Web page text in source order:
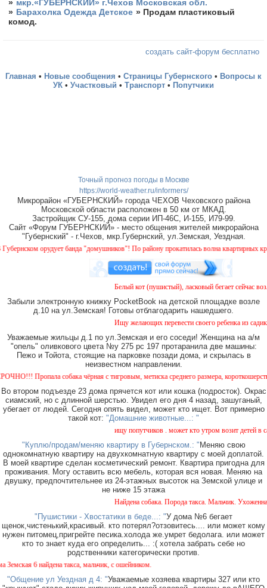
» мкр.«ГУБЕРНСКИЙ» г.Чехов Московская обл.
» Барахолка Одежда Детское » Продам пластиковый
комод.
создать сайт-форум бесплатно
Главная • Новые сообщения • Страницы Губернского • Вопросы к
УК • Участковый • Транспорт • Попутчики
Точный прогноз погоды в Москве
https://world-weather.ru/informers/
Микрорайон «ГУБЕРНСКИЙ» города ЧЕХОВ Чеховского района
Московской области расположен в 50 км от МКАД.
Застройщик СУ-155, дома серии ИП-46С, И-155, И79-99.
Сайт «Форум ГУБЕРНСКИЙ» - место общения жителей микрорайона
"Губернский" - г.Чехов, мкр.Губернский, ул.Земская, Уездная.
орудует банда "домушников"! По району прокатилась волна квартирных краж,
Белый кот (пушистый), ласковый бегает сейчас
Забыли электронную книжку PocketBook на детской площадке возле
д.10 на ул.Земская! Готовы отблагодарить нашедшего.
Ищу желающих перевести своего ребенка из
Уважаемые жильцы д.1 по ул.Земская и его соседи! Женщина на а/м
"опель" оливкового цвета №у 275 рс 197 протаранила две машины:
Пежо и Тойота, стоящие на парковке позади дома, и скрылась в
неизвестном направлении.
Пропала собака чёрная с тигровым, метиска среднего размера, короткошерстная.
Во втором подъезде 23 дома прячется кот или кошка (подросток). Окрас
сиамский, но с длинной шерстью. Увидел его дня 4 назад, зашуганый,
убегает от людей. Сегодня опять видел, может кто ищет. Вот примерно
такой кот: "Домашние животные...: "
ищу попутчиков . может кто утром возит детей в
"Куплю/продам/меняю квартиру в Губернском.: " Меняю свою
однокомнатную квартиру на двухкомнатную квартиру с моей доплатой.
В моей квартире сделан косметический ремонт. Квартира пригодна для
проживания. Могу оставить всю мебель, которая вся новая. Меняю на
двушку, предпочтительнее из 24-этажных высоток на Земской улице и
не ниже 15 этажа
Найдена собака. Порода такса. Мальчик.
"Пушистики - Хвостатики в беде...: "У дома №6 бегает
щенок,чистенький,красивый. кто потерял?отзовитесь.... или может кому
нужен питомец,пригрейте песика.холода же.умрет бедолага. или может
кто то знает куда его определить... :( хотела забрать себе но
родственники категорически против.
6 найдена такса, мальчик, с ошейником.
"Общение ул Уездная д 4: "Уважаемые хозяева квартиры 327 или кто